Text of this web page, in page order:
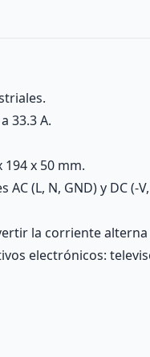
33.3 A.
x 50 mm.
(L, N, GND) y DC (-V,
la corriente
electrónicos: